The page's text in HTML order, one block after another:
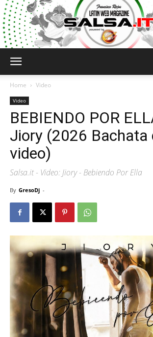
Home Video
Video
BEBIENDO POR
Jiory (2026 Bachata
video)
Salsa.it - Video: Jiory - Bebiendo Por Ella
By GresoDj -